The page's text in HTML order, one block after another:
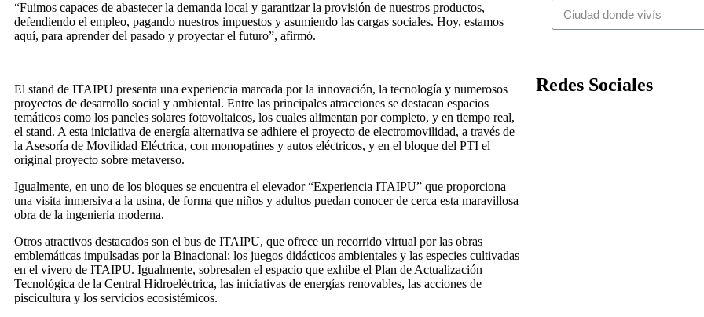
“Fuimos capaces de abastecer la demanda local y garantizar la provisión de nuestros productos,
defendiendo el empleo, pagando nuestros impuestos y asumiendo las cargas sociales. Hoy, estamos
aquí, para aprender del pasado y proyectar el futuro”, afirmó.
El stand de ITAIPU presenta una experiencia marcada por la innovación, la tecnología y numerosos
proyectos de desarrollo social y ambiental. Entre las principales atracciones se destacan espacios
temáticos como los paneles solares fotovoltaicos, los cuales alimentan por completo, y en tiempo real,
el stand. A esta iniciativa de energía alternativa se adhiere el proyecto de electromovilidad, a través de
la Asesoría de Movilidad Eléctrica, con monopatines y autos eléctricos, y en el bloque del PTI el
original proyecto sobre metaverso.
Igualmente, en uno de los bloques se encuentra el elevador “Experiencia ITAIPU” que proporciona
una visita inmersiva a la usina, de forma que niños y adultos puedan conocer de cerca esta maravillosa
obra de la ingeniería moderna.
Otros atractivos destacados son el bus de ITAIPU, que ofrece un recorrido virtual por las obras
emblemáticas impulsadas por la Binacional; los juegos didácticos ambientales y las especies cultivadas
en el vivero de ITAIPU. Igualmente, sobresalen el espacio que exhibe el Plan de Actualización
Tecnológica de la Central Hidroeléctrica, las iniciativas de energías renovables, las acciones de
piscicultura y los servicios ecosistémicos.
Redes Sociales